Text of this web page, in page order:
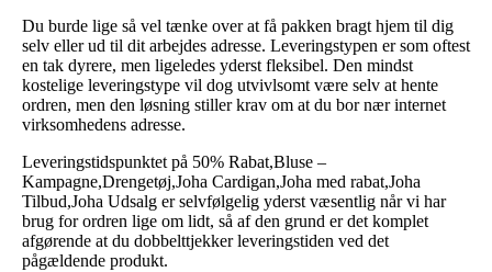
Du burde lige så vel tænke over at få pakken bragt hjem til dig
selv eller ud til dit arbejdes adresse. Leveringstypen er som oftest
en tak dyrere, men ligeledes yderst fleksibel. Den mindst
kostelige leveringstype vil dog utvivlsomt være selv at hente
ordren, men den løsning stiller krav om at du bor nær internet
virksomhedens adresse.
Leveringstidspunktet på 50% Rabat,Bluse –
Kampagne,Drengetøj,Joha Cardigan,Joha med rabat,Joha
Tilbud,Joha Udsalg er selvfølgelig yderst væsentlig når vi har
brug for ordren lige om lidt, så af den grund er det komplet
afgørende at du dobbelttjekker leveringstiden ved det
pågældende produkt.